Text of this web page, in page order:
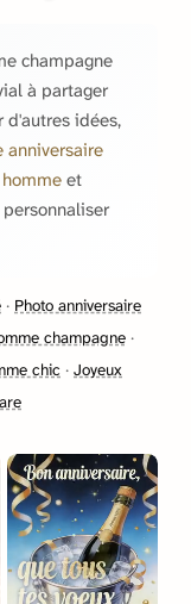
champagne
à partager
d'autres idées,
anniversaire
et
· Photo anniversaire
champagne·
chic · Joyeux